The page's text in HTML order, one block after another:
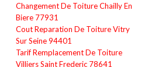
Changement De Toiture Chailly En
Biere 77931
Cout Reparation De Toiture Vitry
Sur Seine 94401
Tarif Remplacement De Toiture
Villiers Saint Frederic 78641